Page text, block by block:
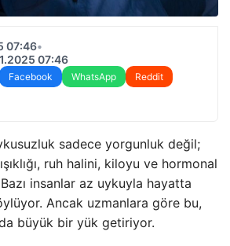
07:46•
07:46
Facebook WhatsApp
Reddit
sadece yorgunluk değil;
ruh halini, kiloyu ve hormonal
insanlar az uykuyla hayatta
Ancak uzmanlara göre bu,
büyük bir yük getiriyor.